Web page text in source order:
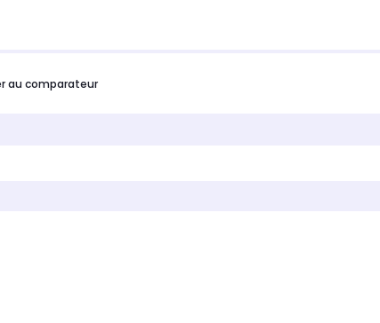
au comparateur